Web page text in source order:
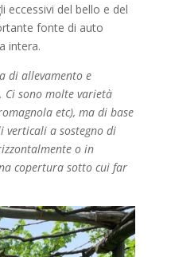
eccessivi del bello e del
fonte di auto
intera.
di allevamento e
sono molte varietà
etc), ma di base
verticali a sostegno di
o in
copertura sotto cui far